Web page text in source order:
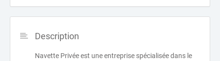
Description
Navette Privée est une entreprise spécialisée dans le